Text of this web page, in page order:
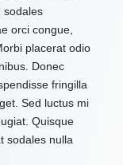
sodales
orci congue,
placerat odio
Donec
fringilla
Sed luctus mi
Quisque
sodales nulla